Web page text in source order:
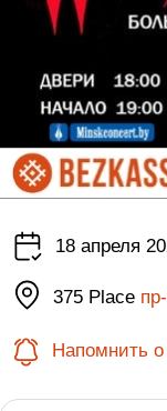
18 апреля
375 Place
Напомнить